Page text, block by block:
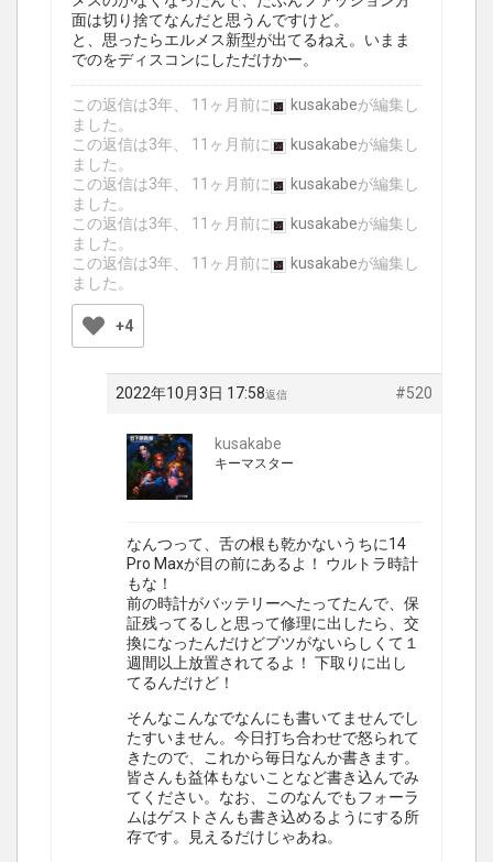
面は切り捨てなんだと思うんですけど。
と、思ったらエルメス新型が出てるねえ。いまま
でのをディスコンにしただけかー。
この返信は3年、 11ヶ月前に kusakabeが編集し
ました。
この返信は3年、 11ヶ月前に
kusakabeが編集し
ました。
この返信は3年、 11ヶ月前に
kusakabeが編集し
ました。
この返信は3年、 11ヶ月前に
kusakabeが編集し
ました。
この返信は3年、 11ヶ月前に
kusakabeが編集し
ました。
+4
2022年10月3日 17:58 #520
返信
kusakabe
キーマスター
なんつって、舌の根も乾かないうちに14
Pro Maxが目の前にあるよ！ ウルトラ時計
もな！
前の時計がバッテリーへたってたんで、保
証残ってるしと思って修理に出したら、交
換になったんだけどブツがないらしくて１
週間以上放置されてるよ！ 下取りに出し
てるんだけど！
そんなこんなでなんにも書いてませんでし
たすいません。今日打ち合わせで怒られて
きたので、これから毎日なんか書きます。
皆さんも益体もないことなど書き込んでみ
てください。なお、このなんでもフォーラ
ムはゲストさんも書き込めるようにする所
存です。見えるだけじゃあね。